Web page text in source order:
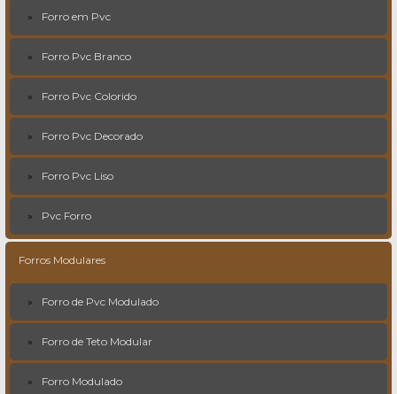
Forro em Pvc
Forro Pvc Branco
Forro Pvc Colorido
Forro Pvc Decorado
Forro Pvc Liso
Pvc Forro
Forros Modulares
Forro de Pvc Modulado
Forro de Teto Modular
Forro Modulado